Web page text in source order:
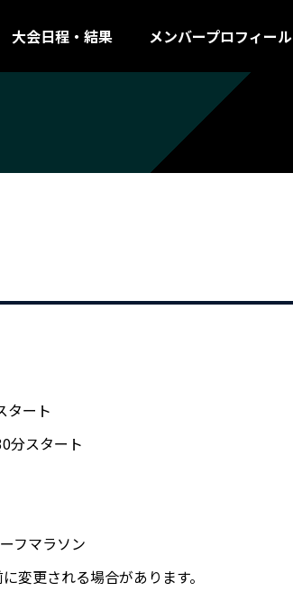
大会日程・結果 メンバープロフィール
タート
ート
フマラソン
更される場合があります。